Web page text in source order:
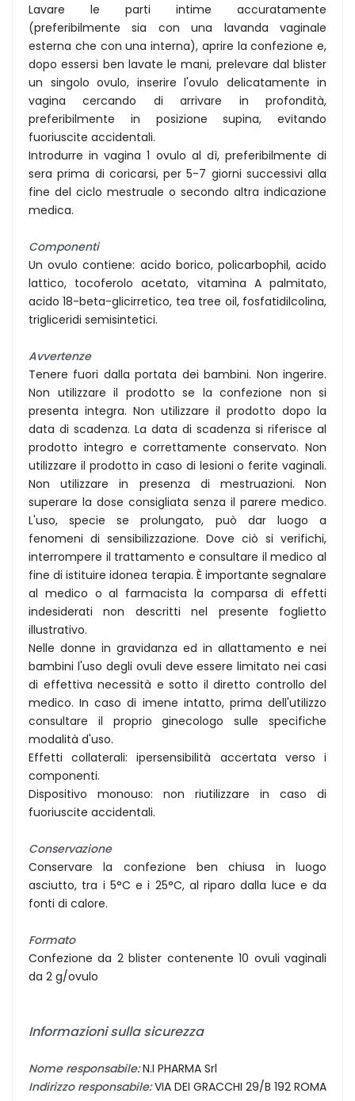
Lavare le parti intime accuratamente
(preferibilmente sia con una lavanda vaginale
esterna che con una interna), aprire la confezione e,
dopo essersi ben lavate le mani, prelevare dal blister
un singolo ovulo, inserire l'ovulo delicatamente in
vagina cercando di arrivare in profondità,
preferibilmente in posizione supina, evitando
fuoriuscite accidentali.
Introdurre in vagina 1 ovulo al dì, preferibilmente di
sera prima di coricarsi, per 5-7 giorni successivi alla
fine del ciclo mestruale o secondo altra indicazione
medica.
Componenti
Un ovulo contiene: acido borico, policarbophil, acido
lattico, tocoferolo acetato, vitamina A palmitato,
acido 18-beta-glicirretico, tea tree oil, fosfatidilcolina,
trigliceridi semisintetici.
Avvertenze
Tenere fuori dalla portata dei bambini. Non ingerire.
Non utilizzare il prodotto se la confezione non si
presenta integra. Non utilizzare il prodotto dopo la
data di scadenza. La data di scadenza si riferisce al
prodotto integro e correttamente conservato. Non
utilizzare il prodotto in caso di lesioni o ferite vaginali.
Non utilizzare in presenza di mestruazioni. Non
superare la dose consigliata senza il parere medico.
L'uso, specie se prolungato, può dar luogo a
fenomeni di sensibilizzazione. Dove ciò si verifichi,
interrompere il trattamento e consultare il medico al
fine di istituire idonea terapia. È importante segnalare
al medico o al farmacista la comparsa di effetti
indesiderati non descritti nel presente foglietto
illustrativo.
Nelle donne in gravidanza ed in allattamento e nei
bambini l'uso degli ovuli deve essere limitato nei casi
di effettiva necessità e sotto il diretto controllo del
medico. In caso di imene intatto, prima dell'utilizzo
consultare il proprio ginecologo sulle specifiche
modalità d'uso.
Effetti collaterali: ipersensibilità accertata verso i
componenti.
Dispositivo monouso: non riutilizzare in caso di
fuoriuscite accidentali.
Conservazione
Conservare la confezione ben chiusa in luogo
asciutto, tra i 5°C e i 25°C, al riparo dalla luce e da
fonti di calore.
Formato
Confezione da 2 blister contenente 10 ovuli vaginali
da 2 g/ovulo
Informazioni sulla sicurezza
Nome responsabile:N.I PHARMA Srl
Indirizzo responsabile:VIA DEI GRACCHI 29/B 192 ROMA